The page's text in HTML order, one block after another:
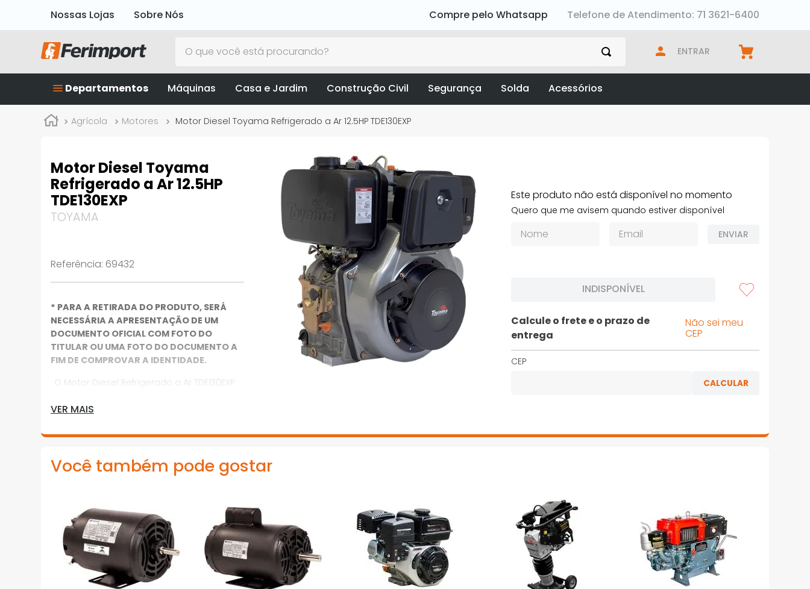
Nossas Lojas Sobre Nós Compre pelo Whatsapp
Telefone de Atendimento: 71 3621-6400
ENTRAR
Departamentos Máquinas Casa e Jardim Construção Civil Segurança Solda Acessórios
Agrícola Motores Motor Diesel Toyama Refrigerado a Ar 12.5HP TDE130EXP
Motor Diesel Toyama
Refrigerado a Ar 12.5HP
TDE130EXP
TOYAMA
Referência: 69432
* PARA A RETIRADA DO PRODUTO, SERÁ
NECESSÁRIA A APRESENTAÇÃO DE UM
DOCUMENTO OFICIAL COM FOTO DO
TITULAR OU UMA FOTO DO DOCUMENTO A
FIM DE COMPROVAR A IDENTIDADE.
· O Motor Diesel Refrigerado a Ar TDE130EXP
· Possui 12.5 CV / HP de potência máxima a
chavetado (multiuso), partida manual e
excelente eficiência e baixo consumo de
combustível
*Imagens meramente ilustrativas
VER MAIS
Este produto não está disponível no momento
Quero que me avisem quando estiver disponível
ENVIAR
INDISPONÍVEL
Calcule o frete e o prazo de
entrega
Não sei meu
CEP
CEP
Você também pode gostar